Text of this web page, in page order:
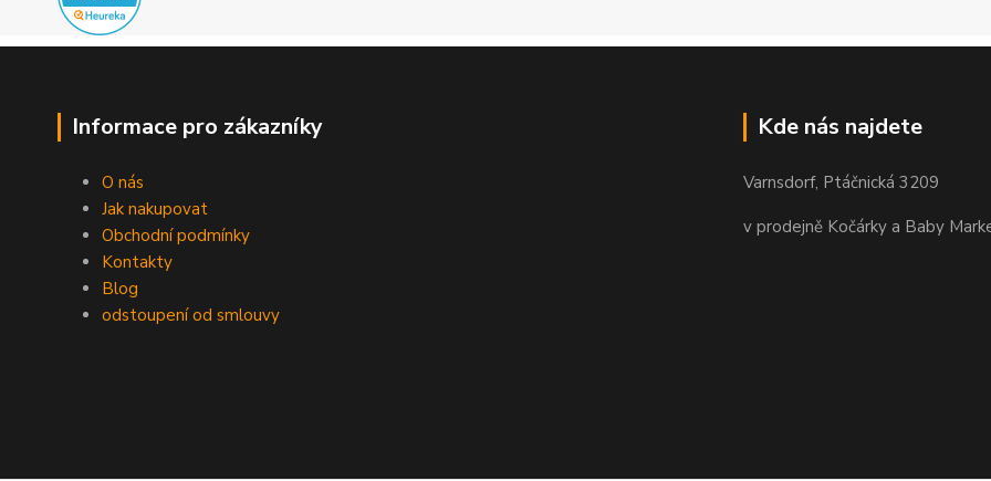
Informace pro zákazníky
O nás
Jak nakupovat
Obchodní podmínky
Kontakty
Blog
odstoupení od smlouvy
Kde nás najdete
Varnsdorf, Ptáčnická 3209
v prodejně Kočárky a Baby